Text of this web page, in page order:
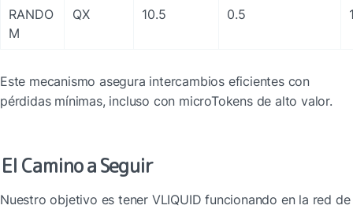
RANDO
M
QX 10.5 0.5
Este mecanismo asegura intercambios eficientes con
pérdidas mínimas, incluso con microTokens de alto valor.
El Camino a Seguir
Nuestro objetivo es tener VLIQUID funcionando en la red de